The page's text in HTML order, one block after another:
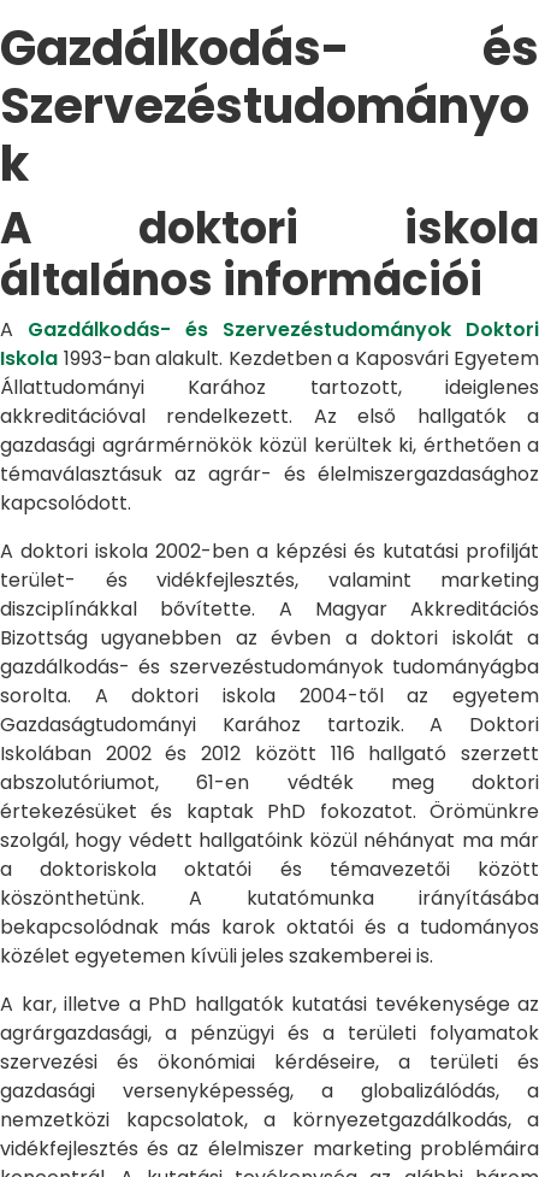
Gazdálkodás- és
Szervezéstudományo
k
A doktori iskola
általános információi
A Gazdálkodás- és Szervezéstudományok Doktori
Iskola 1993-ban alakult. Kezdetben a Kaposvári Egyetem
Állattudományi Karához tartozott, ideiglenes
akkreditációval rendelkezett. Az első hallgatók a
gazdasági agrármérnökök közül kerültek ki, érthetően a
témaválasztásuk az agrár- és élelmiszergazdasághoz
kapcsolódott.
A doktori iskola 2002-ben a képzési és kutatási profilját
terület- és vidékfejlesztés, valamint marketing
diszciplínákkal bővítette. A Magyar Akkreditációs
Bizottság ugyanebben az évben a doktori iskolát a
gazdálkodás- és szervezéstudományok tudományágba
sorolta. A doktori iskola 2004-től az egyetem
Gazdaságtudományi Karához tartozik. A Doktori
Iskolában 2002 és 2012 között 116 hallgató szerzett
abszolutóriumot, 61-en védték meg doktori
értekezésüket és kaptak PhD fokozatot. Örömünkre
szolgál, hogy védett hallgatóink közül néhányat ma már
a doktoriskola oktatói és témavezetői között
köszönthetünk. A kutatómunka irányításába
bekapcsolódnak más karok oktatói és a tudományos
közélet egyetemen kívüli jeles szakemberei is.
A kar, illetve a PhD hallgatók kutatási tevékenysége az
agrárgazdasági, a pénzügyi és a területi folyamatok
szervezési és ökonómiai kérdéseire, a területi és
gazdasági versenyképesség, a globalizálódás, a
nemzetközi kapcsolatok, a környezetgazdálkodás, a
vidékfejlesztés és az élelmiszer marketing problémáira